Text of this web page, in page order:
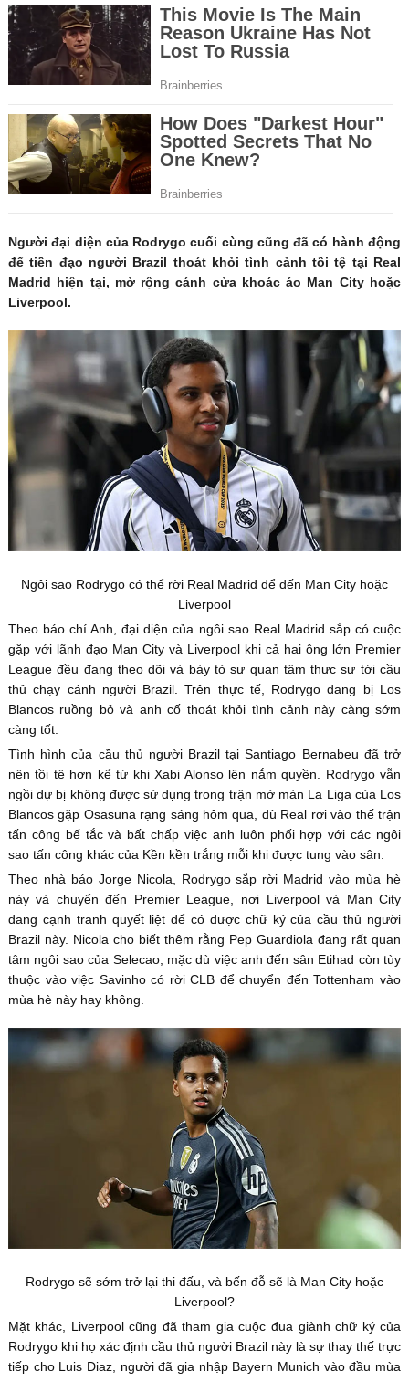
Người đại diện của Rodrygo cuối cùng cũng đã có hành động
để tiền đạo người Brazil thoát khỏi tình cảnh tồi tệ tại Real
Madrid hiện tại, mở rộng cánh cửa khoác áo Man City hoặc
Liverpool.
Ngôi sao Rodrygo có thể rời Real Madrid để đến Man City hoặc
Liverpool
Theo báo chí Anh, đại diện của ngôi sao Real Madrid sắp có cuộc
gặp với lãnh đạo Man City và Liverpool khi cả hai ông lớn Premier
League đều đang theo dõi và bày tỏ sự quan tâm thực sự tới cầu
thủ chạy cánh người Brazil. Trên thực tế, Rodrygo đang bị Los
Blancos ruồng bỏ và anh cố thoát khỏi tình cảnh này càng sớm
càng tốt.
Tình hình của cầu thủ người Brazil tại Santiago Bernabeu đã trở
nên tồi tệ hơn kể từ khi Xabi Alonso lên nắm quyền. Rodrygo vẫn
ngồi dự bị không được sử dụng trong trận mở màn La Liga của Los
Blancos gặp Osasuna rạng sáng hôm qua, dù Real rơi vào thế trận
tấn công bế tắc và bất chấp việc anh luôn phối hợp với các ngôi
sao tấn công khác của Kền kền trắng mỗi khi được tung vào sân.
Theo nhà báo Jorge Nicola, Rodrygo sắp rời Madrid vào mùa hè
này và chuyển đến Premier League, nơi Liverpool và Man City
đang cạnh tranh quyết liệt để có được chữ ký của cầu thủ người
Brazil này. Nicola cho biết thêm rằng Pep Guardiola đang rất quan
tâm ngôi sao của Selecao, mặc dù việc anh đến sân Etihad còn tùy
thuộc vào việc Savinho có rời CLB để chuyển đến Tottenham vào
mùa hè này hay không.
Rodrygo sẽ sớm trở lại thi đấu, và bến đỗ sẽ là Man City hoặc
Liverpool?
Mặt khác, Liverpool cũng đã tham gia cuộc đua giành chữ ký của
Rodrygo khi họ xác định cầu thủ người Brazil này là sự thay thế trực
tiếp cho Luis Diaz, người đã gia nhập Bayern Munich vào đầu mùa